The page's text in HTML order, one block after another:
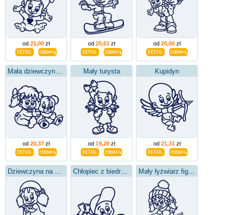
od 21,00 zł od 20,61 zł od 20,06 zł
Mała dziewczynka z pluszowym misiem
od 20,37 zł
Mały turysta
od 19,28 zł
Kupidyn
od 21,31 zł
Dziewczyna na skuterze Chłopiec z biedronką Mały łyżwiarz figurowy